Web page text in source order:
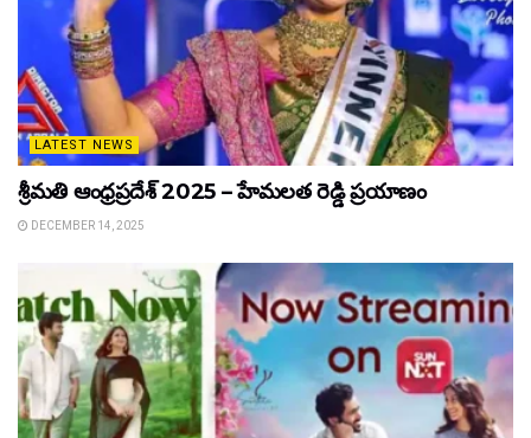
LATEST NEWS
శ్రీమతి ఆంధ్రప్రదేశ్ 2025 – హేమలత రెడ్డి ప్రయాణం
DECEMBER 14, 2025